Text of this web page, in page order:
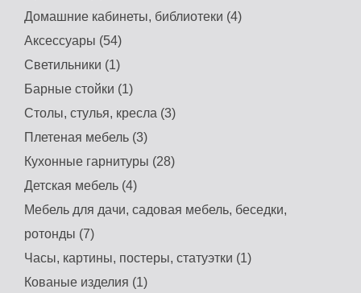
Домашние кабинеты, библиотеки (4)
Аксессуары (54)
Светильники (1)
Барные стойки (1)
Столы, стулья, кресла (3)
Плетеная мебель (3)
Кухонные гарнитуры (28)
Детская мебель (4)
Мебель для дачи, садовая мебель, беседки,
ротонды (7)
Часы, картины, постеры, статуэтки (1)
Кованые изделия (1)